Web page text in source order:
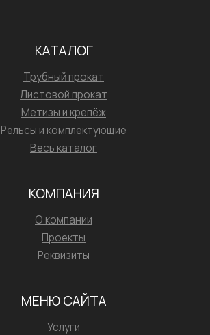
КАТАЛОГ
Трубный прокат
Листовой прокат
Метизы и крепёж
Рельсы и комплектующие
Весь каталог
КОМПАНИЯ
О компании
Проекты
Реквизиты
МЕНЮ САЙТА
Услуги